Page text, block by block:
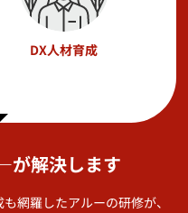
DX人材育成
が解決します
網羅したアルーの研修が、